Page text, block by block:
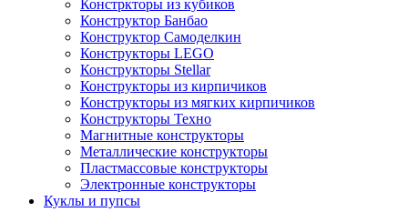
Констркторы из кубиков
Конструктор Банбао
Конструктор Самоделкин
Конструкторы LEGO
Конструкторы Stellar
Конструкторы из кирпичиков
Конструкторы из мягких кирпичиков
Конструкторы Техно
Магнитные конструкторы
Металлические конструкторы
Пластмассовые конструкторы
Электронные конструкторы
Куклы и пупсы